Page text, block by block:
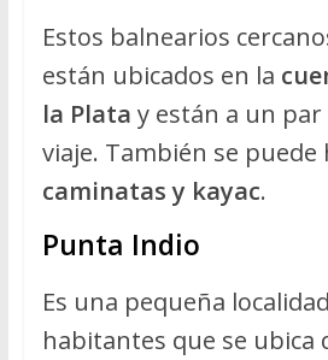
Estos balnearios
están ubicados en la
la Plata y están a un
viaje. También se puede
caminatas y kayac.
Punta Indio
Es una pequeña
habitantes que se ubica